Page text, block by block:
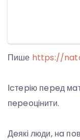
Пише https://
Іcтepiю пepeд
пepeoцiнити.
Дeякi люди, нa